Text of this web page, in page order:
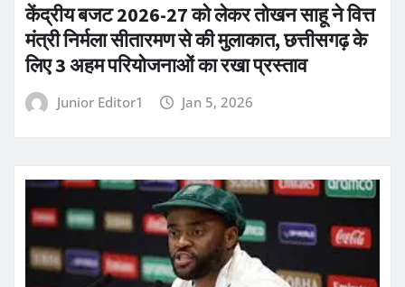
केंद्रीय बजट 2026-27 को लेकर तोखन साहू ने वित्त
मंत्री निर्मला सीतारमण से की मुलाकात, छत्तीसगढ़ के
लिए 3 अहम परियोजनाओं का रखा प्रस्ताव
Junior Editor1 Jan 5, 2026